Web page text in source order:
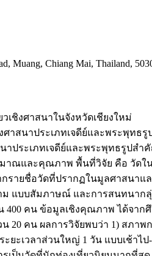
Muang, Chiang Mai, Thailand,
เชิงศาสนาในจังหวัดเชียงใหม่
ศาสนาประเภทเจดีย์และพระพุทธ
นาประเภทเจดีย์และพระพุทธรูปสำ
มาณและคุณภาพ พื้นที่วิจัย คือ วัดใ
กรายชื่อวัดที่ปรากฏในมูลศาสนาแ
ม แบบสัมภาษณ์ และการสนทนาก
คน ข้อมูลเชิงคุณภาพ ได้จากศึ
20 คน ผลการวิจัยพบว่า 1) สภาพ
ยะเวลาส่วนใหญ่ 1 วัน แบบเช้าไป